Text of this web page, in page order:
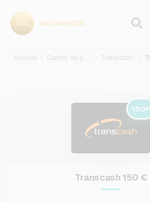
Accueil Cartes de paiement Transcash
150€
Transcash 150 €